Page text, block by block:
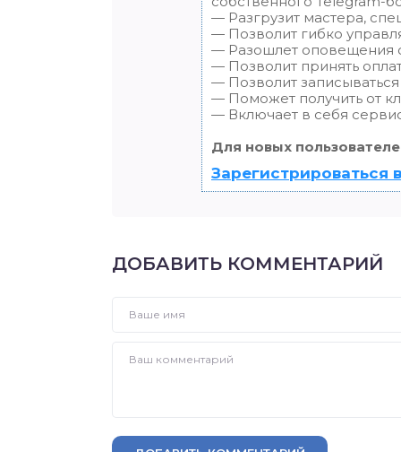
— Разгрузит мастера,
— Позволит гибко
— Разошлет оповещения
— Позволит принять
— Позволит
— Поможет получить от
— Включает в себя
Для новых
Зарегистрироваться
ДОБАВИТЬ КОММЕНТАРИЙ